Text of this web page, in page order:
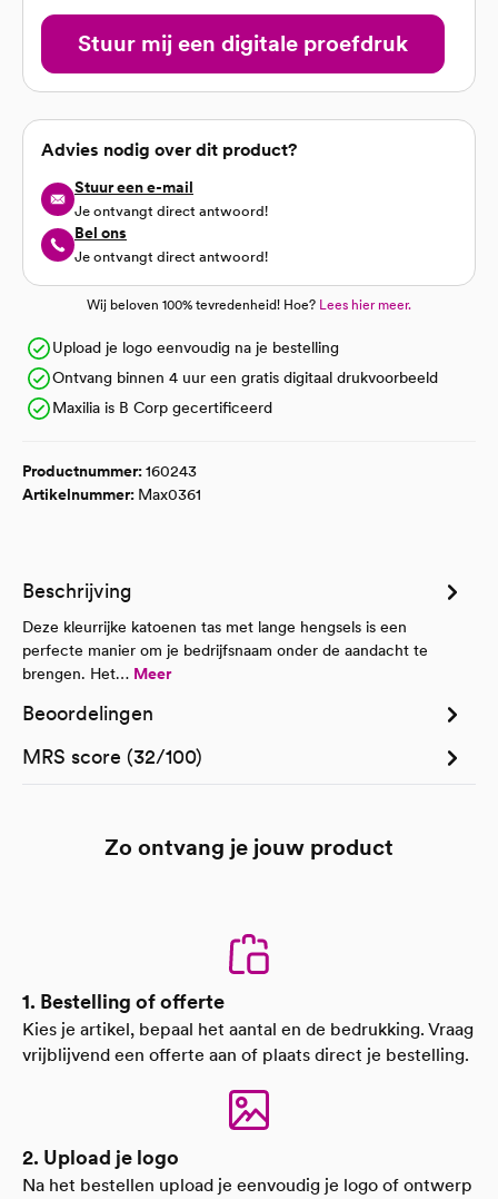
Stuur mij een digitale proefdruk
Advies nodig over dit product?
Stuur een e-mail
Je ontvangt direct antwoord!
Bel ons
Je ontvangt direct antwoord!
Wij beloven 100% tevredenheid! Hoe? Lees hier meer.
Upload je logo eenvoudig na je bestelling
Ontvang binnen 4 uur een gratis digitaal drukvoorbeeld
Maxilia is B Corp gecertificeerd
Productnummer:160243
Artikelnummer: Max0361
Beschrijving
Deze kleurrijke katoenen tas met lange hengsels is een
perfecte manier om je bedrijfsnaam onder de aandacht te
brengen. Het… Meer
Beoordelingen
MRS score (32/100)
Zo ontvang je jouw product
1. Bestelling of offerte
Kies je artikel, bepaal het aantal en de bedrukking. Vraag
vrijblijvend een offerte aan of plaats direct je bestelling.
2. Upload je logo
Na het bestellen upload je eenvoudig je logo of ontwerp